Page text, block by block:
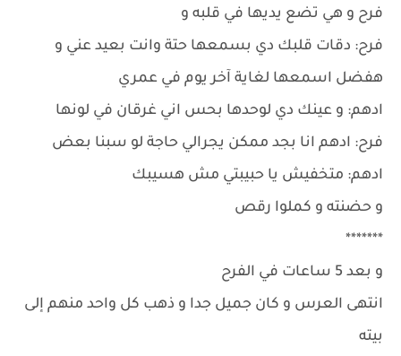
فرح و هي تضع يديها في قلبه و
فرح: دقات قلبك دي بسمعها حتة وانت بعيد عني و
هفضل اسمعها لغاية آخر يوم في عمري
ادهم: و عينك دي لوحدها بحس اني غرقان في لونها
فرح: ادهم انا بجد ممكن يجرالي حاجة لو سبنا بعض
ادهم: متخفيش يا حبيبتي مش هسيبك
و حضنته و كملوا رقص
*******
و بعد 5 ساعات في الفرح
انتهى العرس و كان جميل جدا و ذهب كل واحد منهم إلى
بيته